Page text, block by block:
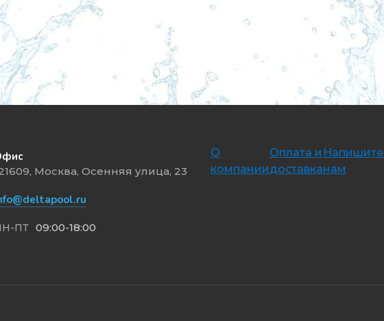
Москва, Осенняя улица, 23
ПТ 09:00-18:00
О
компании
Оплата и
доставка
Напишите
нам